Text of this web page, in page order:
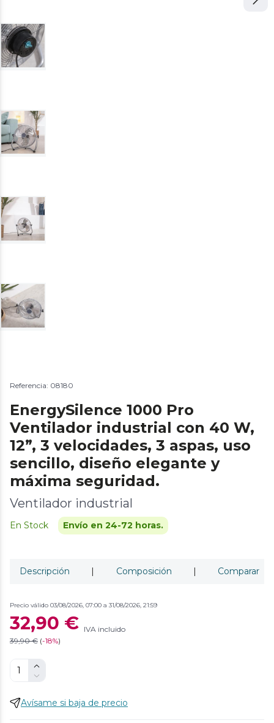
Referencia: 08180
EnergySilence 1000 Pro
Ventilador industrial con 40 W,
12”, 3 velocidades, 3 aspas, uso
sencillo, diseño elegante y
máxima seguridad.
Ventilador industrial
En Stock Envío en 24-72 horas.
Descripción | Composición | Comparar
Precio válido 03/08/2026, 07:00 a 31/08/2026, 21:59
32,90 € IVA incluido
39,90 € (-18%)
Avísame si baja de precio